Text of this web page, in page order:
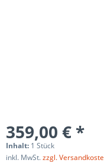
359,00 € *
Inhalt: 1 Stück
inkl. MwSt.zzgl.